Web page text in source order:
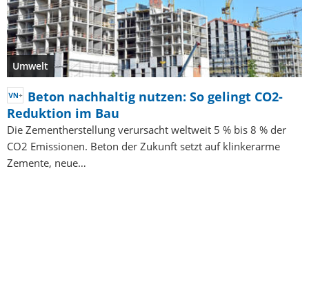
Umwelt
Beton nachhaltig nutzen: So gelingt CO2-
Reduktion im Bau
Die Zementherstellung verursacht weltweit 5 % bis 8 % der
CO2 Emissionen. Beton der Zukunft setzt auf klinkerarme
Zemente, neue…